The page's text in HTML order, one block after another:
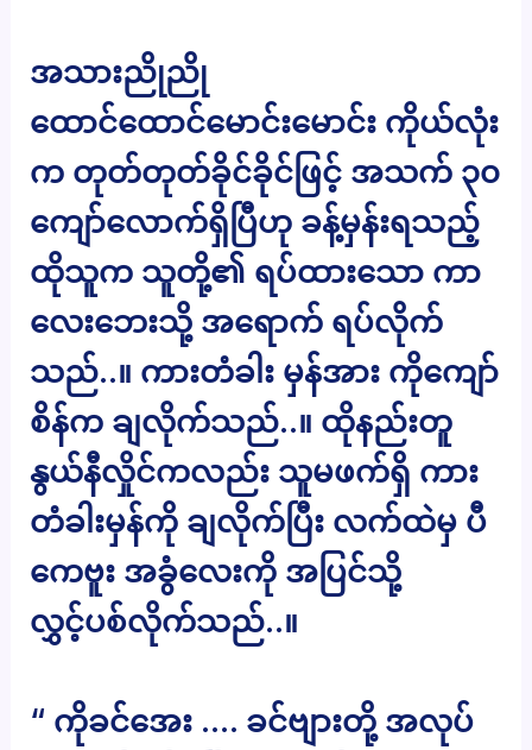
အသားညိုညို
ထောင်ထောင်မောင်းမောင်း ကိုယ်လုံး
က တုတ်တုတ်ခိုင်ခိုင်ဖြင့် အသက် ၃၀
ကျော်လောက်ရှိပြီဟု ခန့်မှန်းရသည့်
ထိုသူက သူတို့၏ ရပ်ထားသော ကာ
လေးဘေးသို့ အရောက် ရပ်လိုက်
သည်..။ ကားတံခါး မှန်အား ကိုကျော်
စိန်က ချလိုက်သည်..။ ထိုနည်းတူ
နွယ်နီလှိုင်ကလည်း သူမဖက်ရှိ ကား
တံခါးမှန်ကို ချလိုက်ပြီး လက်ထဲမှ ပီ
ကေဗူး အခွံလေးကို အပြင်သို့
လွှင့်ပစ်လိုက်သည်..။
“ ကိုခင်အေး …. ခင်ဗျားတို့ အလုပ်